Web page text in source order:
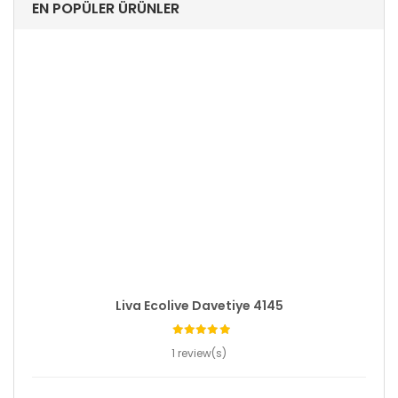
EN POPÜLER ÜRÜNLER
Liva Ecolive Davetiye 4145
1 review(s)